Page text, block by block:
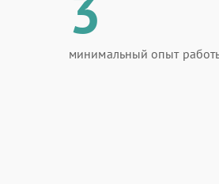
минимальный опыт